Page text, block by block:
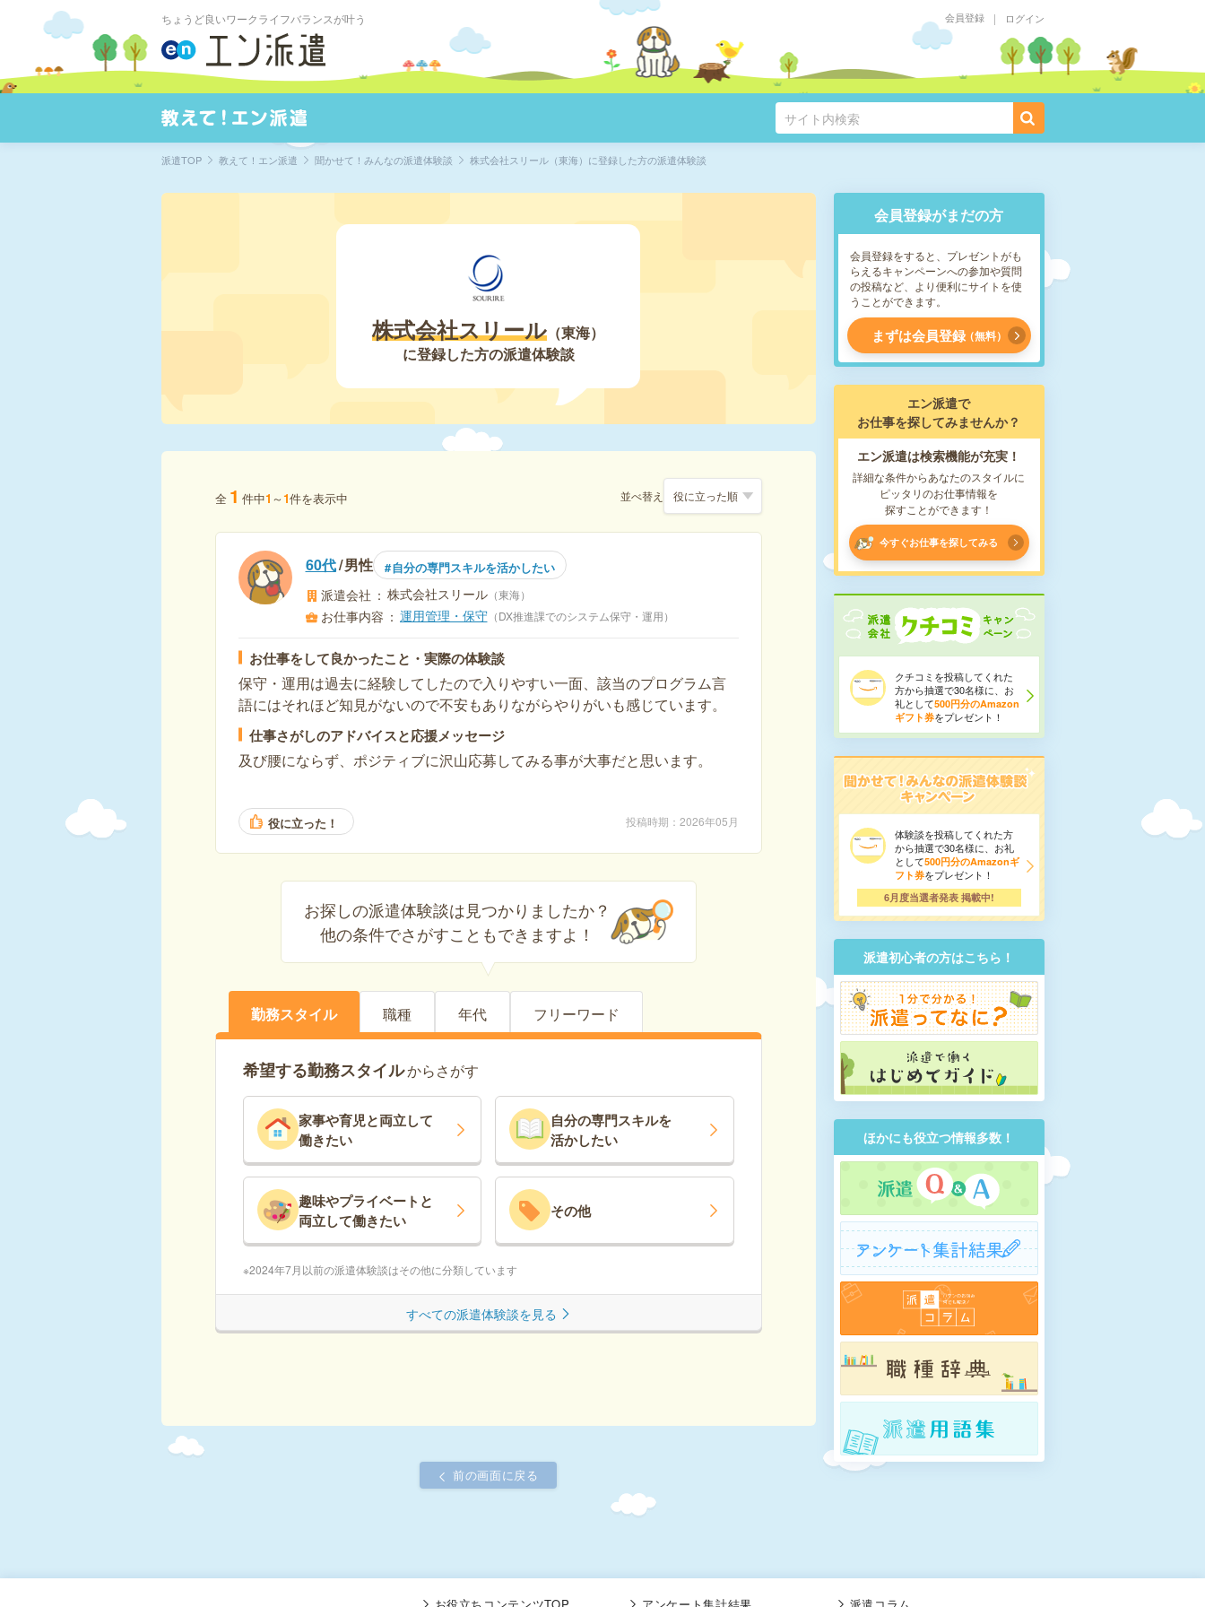
会員登録 ログイン
ちょうど良いワークライフバランスが叶う
派遣TOP 教えて！エン派遣 聞かせて！みんなの派遣体験談 株式会社スリール（東海）に登録した方の派遣体験談
株式会社スリール
東海
に登録した方の派遣体験談
全 1 件中1 ～1件を表示中 並べ替え
60代 男性 自分の専門スキルを活かしたい
派遣会社 株式会社スリール 東海
お仕事内容 運用管理・保守 DX推進課でのシステム保守・運用
お仕事をして良かったこと・実際の体験談
保守・運用は過去に経験してしたので入りやすい一面、該当のプログラム言
語にはそれほど知見がないので不安もありながらやりがいも感じています。
仕事さがしのアドバイスと応援メッセージ
及び腰にならず、ポジティブに沢山応募してみる事が大事だと思います。
役に立った！ 投稿時期 2026年05月
お探しの派遣体験談は見つかりましたか？
他の条件でさがすこともできますよ！
勤務スタイル 職種 年代 フリーワード
希望する勤務スタイルからさがす
家事や育児と両立して
働きたい
自分の専門スキルを
活かしたい
趣味やプライベート と
両立して働きたい
その他
2024年7月以前の派遣体験談はその他に分類しています
すべての派遣体験談を見る
前の画面に戻る
会員登録がまだの方
会員登録をすると、プレゼントがも
らえるキャンペーンへの参加や質問
の投稿など、より便利にサイトを使
うことができます。
まずは会員登録 無料
エン派遣で
お仕事を探してみませんか？
エン派遣は検索機能が充実！
詳細な条件からあなたのスタイルに
ピッタリのお仕事情報を
探すことができます！
今すぐお仕事を探してみる
クチコミを投稿してくれた
方から抽選で30名様に、お
礼として500円分のAmazon
ギフト券をプレゼント！
体験談を投稿してくれた方
から抽選で30名様に、お礼
として500円分のAmazonギ
フト券をプレゼント！
6月度当選者発表 掲載中!
派遣初心者の方はこちら！
ほかにも役立つ情報多数！